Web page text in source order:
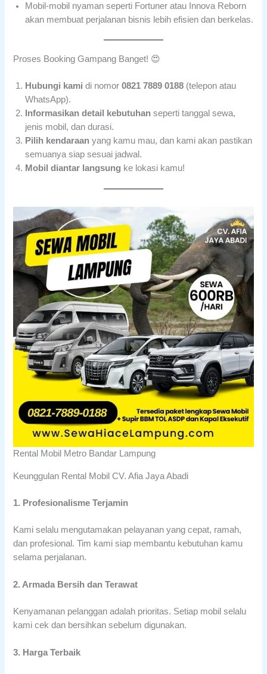
Mobil-mobil nyaman seperti Fortuner atau Innova Reborn
akan membuat perjalanan bisnis lebih efisien dan berkelas.
Proses Booking Gampang Banget! 😍
Hubungi kami di nomor0821 7889 0188 (telepon atau
WhatsApp).
Informasikan detail kebutuhan seperti tanggal sewa,
jenis mobil, dan durasi.
Pilih kendaraan yang kamu mau, dan kami akan pastikan
semuanya siap sesuai jadwal.
Mobil diantar langsung ke lokasi kamu!
Rental Mobil Metro Bandar Lampung
Keunggulan Rental Mobil CV. Afia Jaya Abadi
1. Profesionalisme Terjamin
Kami selalu mengutamakan pelayanan yang cepat, ramah,
dan profesional. Tim kami siap membantu kebutuhan kamu
selama perjalanan.
2. Armada Bersih dan Terawat
Kenyamanan pelanggan adalah prioritas. Setiap mobil selalu
kami cek dan bersihkan sebelum digunakan.
3. Harga Terbaik